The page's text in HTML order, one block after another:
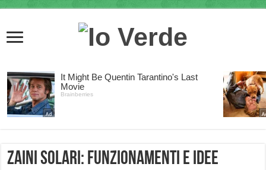
Zaini solari: funzionamenti e idee